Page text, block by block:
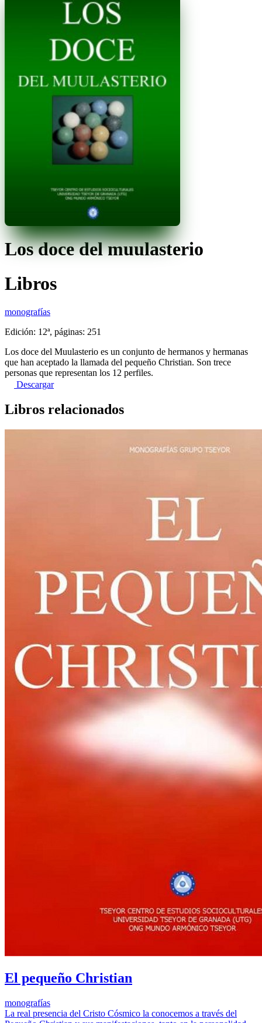
Los doce del muulasterio
Libros
monografías
Edición: 12ª, páginas: 251
Los doce del Muulasterio es un conjunto de hermanos y hermanas
que han aceptado la llamada del pequeño Christian. Son trece
personas que representan los 12 perfiles.
Descargar
Libros relacionados
El pequeño Christian
monografías
La real presencia del Cristo Cósmico la conocemos a través del